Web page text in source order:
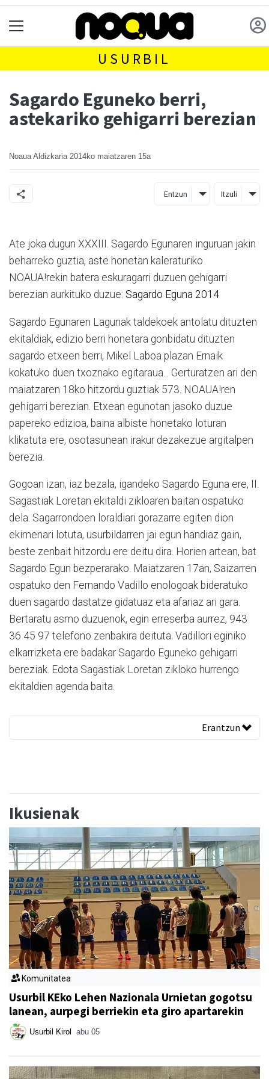
USURBIL
Sagardo Eguneko berri,
astekariko gehigarri berezian
Noaua Aldizkaria 2014ko maiatzaren 15a
Entzun Itzuli
Ate joka dugun XXXIII. Sagardo Egunaren inguruan jakin
beharreko guztia, aste honetan kaleraturiko
NOAUA!rekin batera eskuragarri duzuen gehigarri
berezian aurkituko duzue: Sagardo Eguna 2014
Sagardo Egunaren Lagunak taldekoek antolatu dituzten
ekitaldiak, edizio berri honetara gonbidatu dituzten
sagardo etxeen berri, Mikel Laboa plazan Ernaik
kokatuko duen txoznako egitaraua... Gerturatzen ari den
maiatzaren 18ko hitzordu guztiak 573. NOAUA!ren
gehigarri berezian. Etxean egunotan jasoko duzue
papereko edizioa, baina albiste honetako loturan
klikatuta ere, osotasunean irakur dezakezue argitalpen
berezia.
Gogoan izan, iaz bezala, igandeko Sagardo Eguna ere, II.
Sagastiak Loretan ekitaldi zikloaren baitan ospatuko
dela. Sagarrondoen loraldiari gorazarre egiten dion
ekimenari lotuta, usurbildarren jai egun handiaz gain,
beste zenbait hitzordu ere deitu dira. Horien artean, bat
Sagardo Egun bezperarako. Maiatzaren 17an, Saizarren
ospatuko den Fernando Vadillo enologoak bideratuko
duen sagardo dastatze gidatuaz eta afariaz ari gara.
Bertaratu asmo duzuenok, egin erreserba aurrez, 943
36 45 97 telefono zenbakira deituta. Vadillori eginiko
elkarrizketa ere badakar Sagardo Eguneko gehigarri
bereziak. Edota Sagastiak Loretan zikloko hurrengo
ekitaldien agenda baita.
Erantzun
Ikusienak
Komunitatea
Usurbil KEko Lehen Nazionala Urnietan gogotsu
lanean, aurpegi berriekin eta giro apartarekin
Usurbil Kirol abu 05